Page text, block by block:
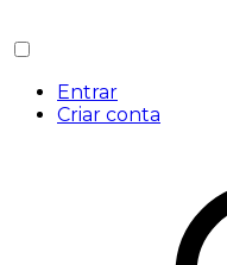
Entrar
Criar conta